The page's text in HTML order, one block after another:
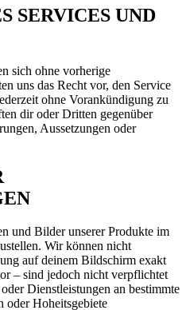
SERVICES UND
sich ohne vorherige
uns das Recht vor, den Service
ohne Vorankündigung zu
dir oder Dritten gegenüber
Aussetzungen oder
und Bilder unserer Produkte im
Wir können nicht
auf deinem Bildschirm exakt
– sind jedoch nicht verpflichtet
Dienstleistungen an bestimmte
oder Hoheitsgebiete